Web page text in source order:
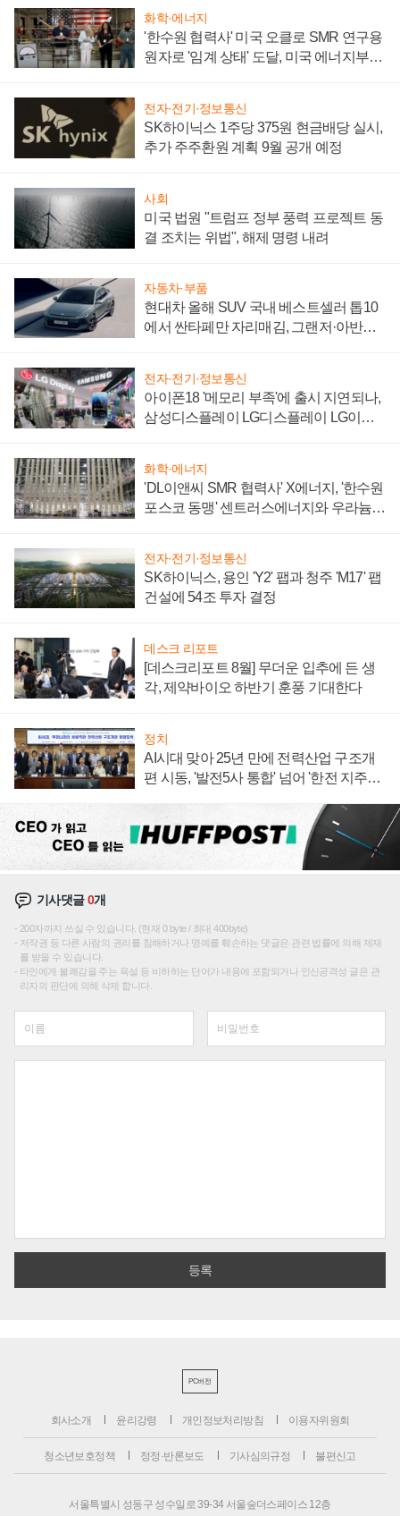
화학·에너지
'한수원 협력사' 미국 오클로 SMR 연구용
원자로 '임계 상태' 도달, 미국 에너지부
전자·전기·정보통신
SK하이닉스 1주당 375원 현금배당 실시,
추가 주주환원 계획 9월 공개 예정
사회
미국 법원 "트럼프 정부 풍력 프로젝트 동
결 조치는 위법", 해제 명령 내려
자동차·부품
현대차 올해 SUV 국내 베스트셀러 톱10
에서 싼타페만 자리매김, 그랜저·아반떼
전자·전기·정보통신
아이폰18 '메모리 부족'에 출시 지연되나,
삼성디스플레이 LG디스플레이 LG이노
화학·에너지
'DL이앤씨 SMR 협력사' X에너지, '한수원
포스코 동맹' 센트러스에너지와 우라늄
전자·전기·정보통신
SK하이닉스, 용인 'Y2' 팹과 청주 'M17' 팹
건설에 54조 투자 결정
데스크 리포트
[데스크리포트 8월] 무더운 입추에 든 생
각, 제약바이오 하반기 훈풍 기대한다
정치
AI시대 맞아 25년 만에 전력산업 구조개
편 시동, '발전5사 통합' 넘어 '한전 지주사'
기사댓글0개
200자까지 쓰실 수 있습니다. (현재 0 byte / 최대 400byte)
저작권 등 다른 사람의 권리를 침해하거나 명예를 훼손하는 댓글은 관련 법률에 의해 제재
를 받을 수 있습니다.
타인에게 불쾌감을 주는 욕설 등 비하하는 단어가 내용에 포함되거나 인신공격성 글은 관
리자의 판단에 의해 삭제 합니다.
PC버전
회사소개 윤리강령 개인정보처리방침 이용자위원회
청소년보호정책 정정·반론보도 기사심의규정 불편신고
서울특별시 성동구 성수일로 39-34 서울숲더스페이스 12층